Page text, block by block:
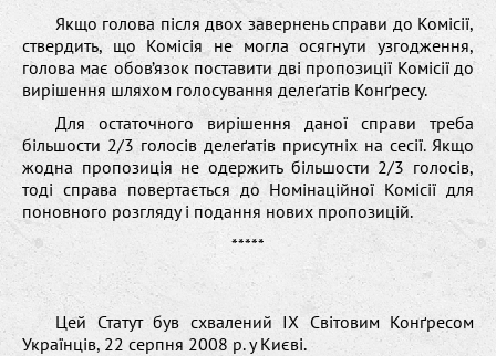
Якщо голова після двох завернень справи до Комісії,
ствердить, що Комісія не могла осягнути узгодження,
голова має обов’язок поставити дві пропозиції Комісії до
вирішення шляхом голосування делеґатів Конґресу.
Для остаточного вирішення даної справи треба
більшости 2/3 голосів делеґатів присутніх на сесії. Якщо
жодна пропозиція не одержить більшости 2/3 голосів,
тоді справа повертається до Номінаційної Комісії для
поновного розгляду і подання нових пропозицій.
*****
Цей Статут був схвалений ІХ Світовим Конґресом
Українців, 22 серпня 2008 р. у Києві.